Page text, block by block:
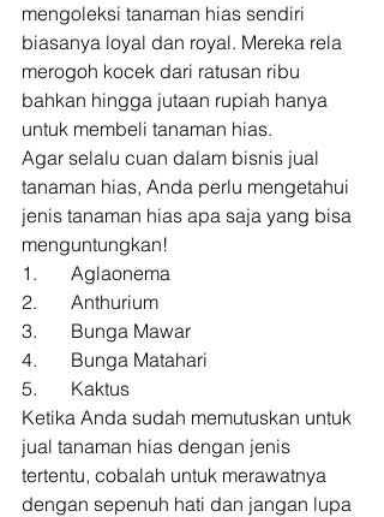
mengoleksi tanaman hias sendiri
biasanya loyal dan royal. Mereka rela
merogoh kocek dari ratusan ribu
bahkan hingga jutaan rupiah hanya
untuk membeli tanaman hias.
Agar selalu cuan dalam bisnis jual
tanaman hias, Anda perlu mengetahui
jenis tanaman hias apa saja yang bisa
menguntungkan!
1.       Aglaonema
2.       Anthurium
3.       Bunga Mawar
4.       Bunga Matahari
5.       Kaktus
Ketika Anda sudah memutuskan untuk
jual tanaman hias dengan jenis
tertentu, cobalah untuk merawatnya
dengan sepenuh hati dan jangan lupa